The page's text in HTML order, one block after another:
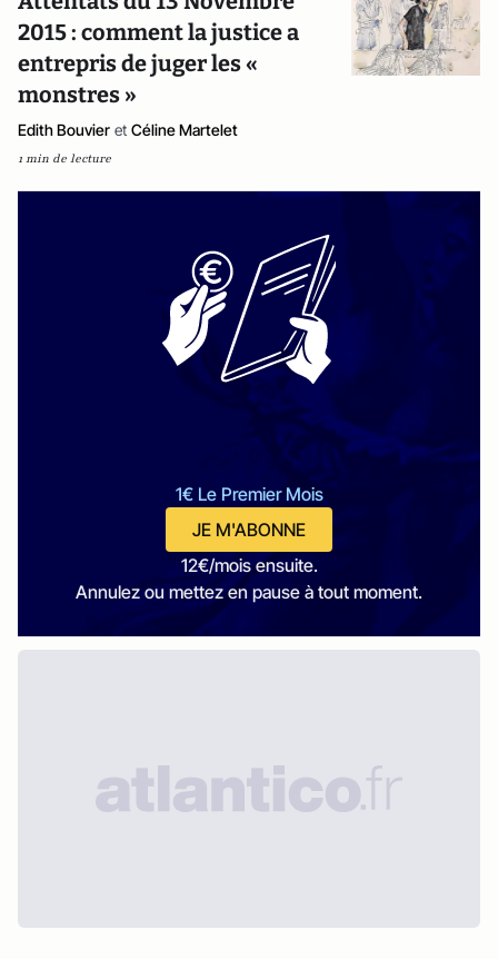
2015 : comment la justice a
entrepris de juger les «
monstres »
Edith Bouvier et Céline Martelet
1 min de lecture
1€ Le Premier Mois
JE M'ABONNE
12€/mois ensuite.
Annulez ou mettez en pause à tout moment.